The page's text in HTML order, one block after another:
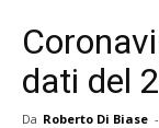
dati del
Da Roberto Di Biase -